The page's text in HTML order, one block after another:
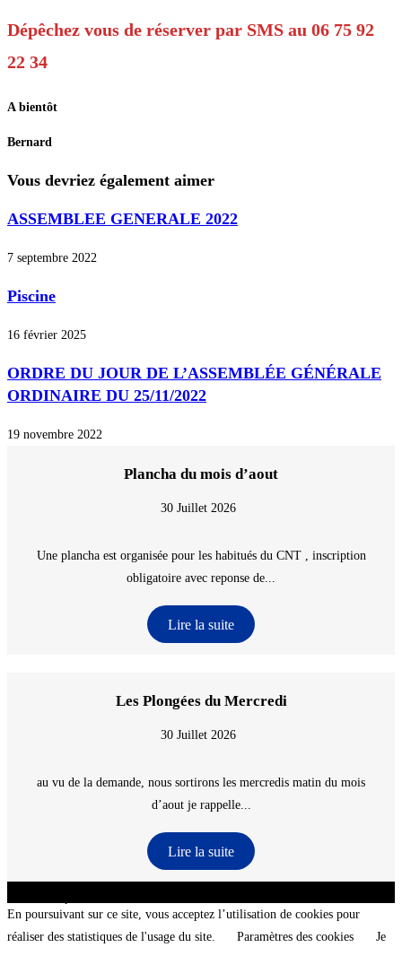
Dépêchez vous de réserver par SMS au 06 75 92
22 34
A bientôt
Bernard
Vous devriez également aimer
ASSEMBLEE GENERALE 2022
7 septembre 2022
Piscine
16 février 2025
ORDRE DU JOUR DE L’ASSEMBLÉE GÉNÉRALE
ORDINAIRE DU 25/11/2022
19 novembre 2022
Plancha du mois d’aout
30 Juillet 2026
Une plancha est organisée pour les habitués du CNT , inscription
obligatoire avec reponse de...
Lire la suite
Les Plongées du Mercredi
30 Juillet 2026
au vu de la demande, nous sortirons les mercredis matin du mois
d’aout je rappelle...
Lire la suite
En poursuivant sur ce site, vous acceptez l’utilisation de cookies pour
réaliser des statistiques de l'usage du site.
Paramètres des cookies
Je